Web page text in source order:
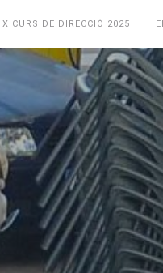
X CURS DE DIRECCIÓ 2025